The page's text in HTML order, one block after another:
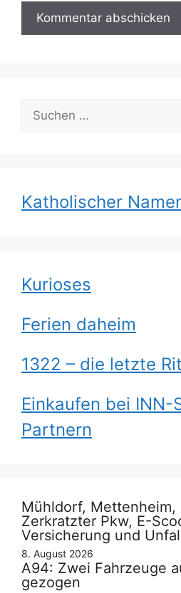
nach:
Katholischer
Kurioses
Ferien daheim
1322 – die letzte
Einkaufen bei INN-
Partnern
Mühldorf, Mettenheim,
Zerkratzter Pkw, E-
Versicherung und
8. August 2026
A94: Zwei Fahrzeuge
gezogen